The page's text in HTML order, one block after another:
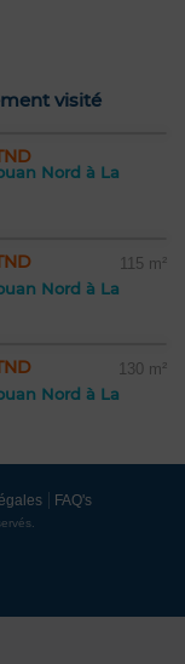
visité
Nord à La
115 m²
Nord à La
130 m²
Nord à La
FAQ's